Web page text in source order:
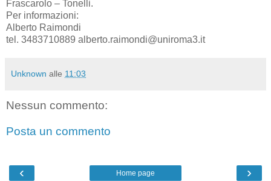
Frascarolo – Tonelli.
Per informazioni:
Alberto Raimondi
tel. 3483710889 alberto.raimondi@uniroma3.it
Unknown alle 11:03
Nessun commento:
Posta un commento
‹ ›
Home page